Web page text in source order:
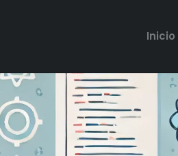
Inicio